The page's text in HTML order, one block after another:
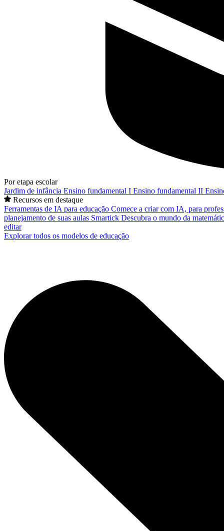
Por etapa escolar
Jardim de infância Ensino fundamental I Ensino fundamental II
Recursos em destaque
Ferramentas de IA para educação Comece a criar com IA, para
planejamento de suas aulas Smartick Descubra o mundo da
editar
Explorar todos os modelos de educação